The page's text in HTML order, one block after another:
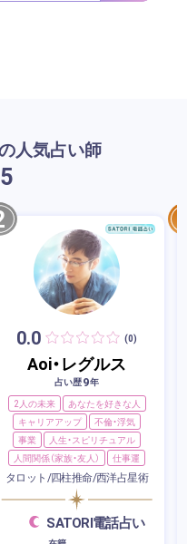
人気占い師
5
0.0 (0)
Aoi・レグルス
占い歴9年
2人の未来
あなたを好きな人
キャリアアップ
不倫・浮気
事業
人生・スピリチュアル
人間関係（家族・友人）
仕事運
タロット/四柱推命/西洋占星術
SATORI電話占い